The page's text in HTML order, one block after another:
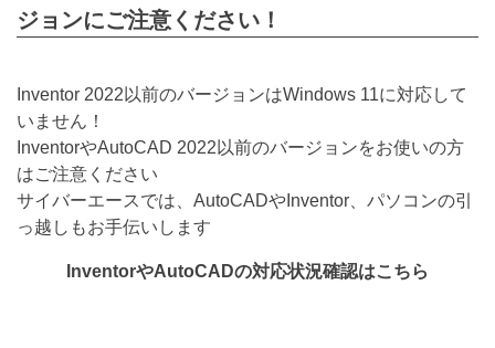
ジョンにご注意ください！
Inventor 2022以前のバージョンはWindows 11に対応して
いません！
InventorやAutoCAD 2022以前のバージョンをお使いの方
はご注意ください
サイバーエースでは、AutoCADやInventor、パソコンの引
っ越しもお手伝いします
InventorやAutoCADの対応状況確認はこちら